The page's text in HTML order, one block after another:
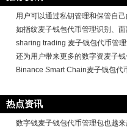
用户可以通过私钥管理和保管自
如指纹麦子钱包代币管理识别、
sharing trading 麦子钱包代币管
还为用户带来更多的数字资麦子
Binance Smart Chain麦子钱包代
热点资讯
数字钱麦子钱包代币管理包也越